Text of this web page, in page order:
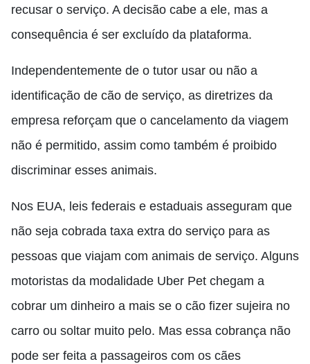
recusar o serviço. A decisão cabe a ele, mas a
consequência é ser excluído da plataforma.
Independentemente de o tutor usar ou não a
identificação de cão de serviço, as diretrizes da
empresa reforçam que o cancelamento da viagem
não é permitido, assim como também é proibido
discriminar esses animais.
Nos EUA, leis federais e estaduais asseguram que
não seja cobrada taxa extra do serviço para as
pessoas que viajam com animais de serviço. Alguns
motoristas da modalidade Uber Pet chegam a
cobrar um dinheiro a mais se o cão fizer sujeira no
carro ou soltar muito pelo. Mas essa cobrança não
pode ser feita a passageiros com os cães